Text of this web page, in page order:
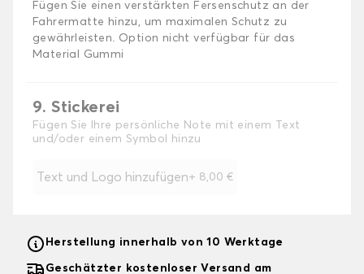
Fügen Sie einen verstärkten Fersenschutz an der
Fahrermatte hinzu, um maximalen Schutz zu
gewährleisten. Option nicht verfügbar für das
Material Gummi
9. Stickerei
Fügen Sie Ihre persönliche Note mit einem Text
und/oder einem Symbol hinzu
Text und Logo hinzufügen+ 8,00 €
Herstellung innerhalb von 10 Werktage
Geschätzter kostenloser Versand am